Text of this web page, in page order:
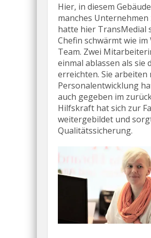
Hier, in diesem
manches Unternehmen
hatte hier TransMedial
Chefin schwärmt wie
Team. Zwei
einmal ablassen als sie
erreichten. Sie arbeiten
Personalentwicklung
auch gegeben im
Hilfskraft hat sich zur
weitergebildet und
Qualitätssicherung.